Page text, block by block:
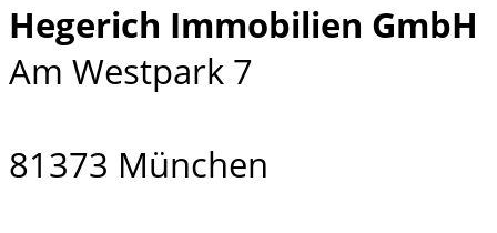
Hegerich Immobilien GmbH
Am Westpark 7
81373 München